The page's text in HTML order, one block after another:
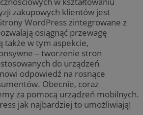
zakupowych klientów jest
WordPress zintegrowane z
osiągnąć przewagę
także w tym aspekcie,
– tworzenie stron
do urządzeń
odpowiedź na rosnące
Obecnie, coraz
za pomocą urządzeń mobilnych.
jak najbardziej to umożliwiają!